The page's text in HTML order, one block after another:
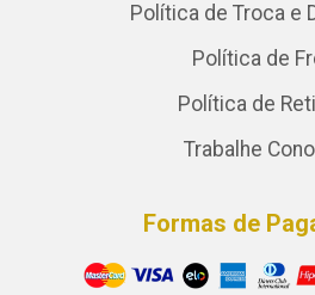
Política de Troca e
Política de
Política de
Trabalhe
Formas de